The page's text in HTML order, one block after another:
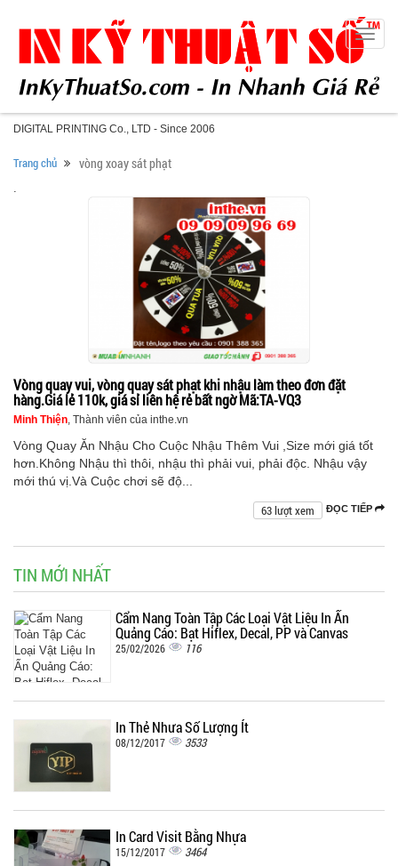
DIGITAL PRINTING Co., LTD - Since 2006
Toggle
Trang chủ vòng xoay sát phạt
.
Vòng quay vui, vòng quay sát phạt khi nhậu làm theo đơn đặt
hàng.Giá lẻ 110k, giá sỉ liên hệ rẻ bất ngờ Mã:TA-VQ3
Minh Thiện, Thành viên của inthe.vn
Vòng Quay Ăn Nhậu Cho Cuộc Nhậu Thêm Vui ,Size mới giá tốt
hơn.Không Nhậu thì thôi, nhậu thì phải vui, phải độc. Nhậu vậy
mới thú vị.Và Cuộc chơi sẽ độ...
ĐỌC TIẾP
63 lượt xem
TIN MỚI NHẤT
Cẩm Nang Toàn Tập Các Loại Vật Liệu In Ấn
Quảng Cáo: Bạt Hiflex, Decal, PP và Canvas
25/02/2026 116
In Thẻ Nhựa Số Lượng Ít
08/12/2017 3533
In Card Visit Bằng Nhựa
15/12/2017 3464